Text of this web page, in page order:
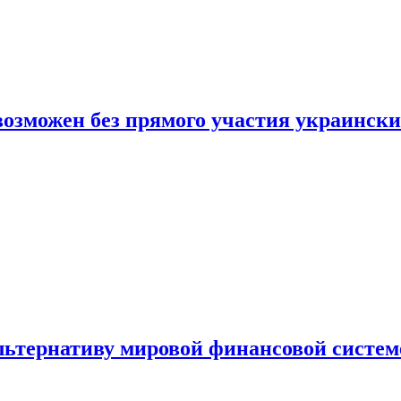
без прямого участия
мировой финансовой